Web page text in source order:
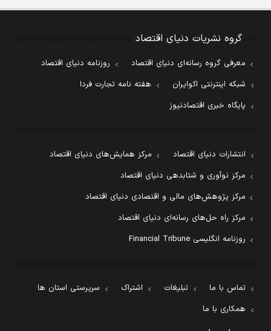
گروه نشریات دنیای اقتصاد
معرفی گروه رسانه‌ای دنیای اقتصاد
روزنامه دنیای اقتصاد
شبکه اینترنتی اکوایران
هفته نامه تجارت فردا
پایگاه خبری اقتصادنیوز
انتشارات دنیای اقتصاد
مرکز همایش‌های دنیای اقتصاد
مرکز نوآوری و شتابدهی دنیای اقتصاد
مرکز پژوهش‌های مالی و اقتصادی دنیای اقتصاد
مرکز راه حل‌های رسانه‌ای دنیای اقتصاد
روزنامه انگلیسی Financial Tribune
تماس با ما تبلیغات اشتراک
سرپرستی استان ها
همکاری با ما